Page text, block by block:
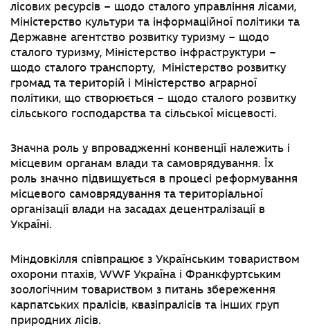
лісових ресурсів – щодо сталого управління лісами,
Міністерство культури та інформаційної політики та
Державне агентство розвитку туризму – щодо
сталого туризму, Міністерство інфраструктури –
щодо сталого транспорту, Міністерство розвитку
громад та територій і Міністерство аграрної
політики, що створюється – щодо сталого розвитку
сільського господарства та сільської місцевості.
Значна роль у впровадженні конвенції належить і
місцевим органам влади та самоврядування. Їх
роль значно підвищується в процесі реформування
місцевого самоврядування та територіальної
організації влади на засадах децентралізації в
Україні.
Міндовкілля співпрацює з Українським товариством
охорони птахів, WWF Україна і Франкфуртським
зоологічним товариством з питань збереження
карпатських пралісів, квазіпралісів та інших груп
природних лісів.